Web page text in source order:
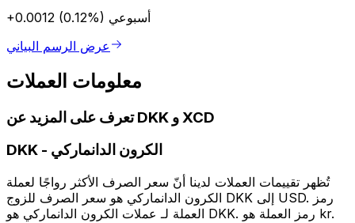
+0.0012 (0.12%) أسبوعي
عرض الرسم البياني
معلومات العملات
تعرف على المزيد عن DKK و XCD
DKK - الكرون الدانماركي
تُظهر تقييمات العملات لدينا أنّ سعر الصرف الأكثر رواجًا لعملة
الكرون الدانماركي هو سعر الصرف للزوج DKK إلى USD. رمز
العملة لـ عملات الكرون الدانماركي هو DKK. رمز العملة هو kr.